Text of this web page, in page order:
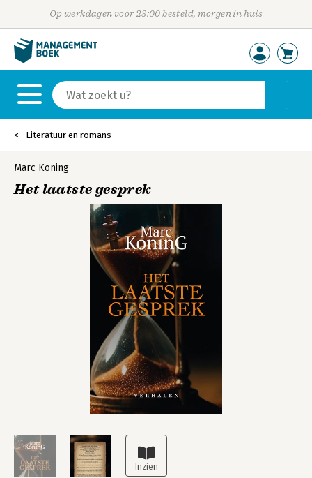
Op werkdagen voor 23:00 besteld, morgen in huis
Literatuur en romans
Marc Koning
Het laatste gesprek